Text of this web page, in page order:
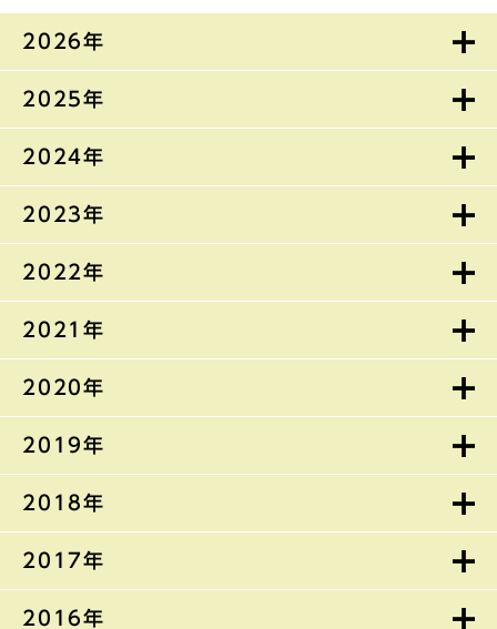
2026年
2025年
2024年
2023年
2022年
2021年
2020年
2019年
2018年
2017年
2016年